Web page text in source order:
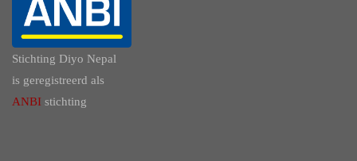
Stichting Diyo Nepal
is geregistreerd als
ANBI stichting